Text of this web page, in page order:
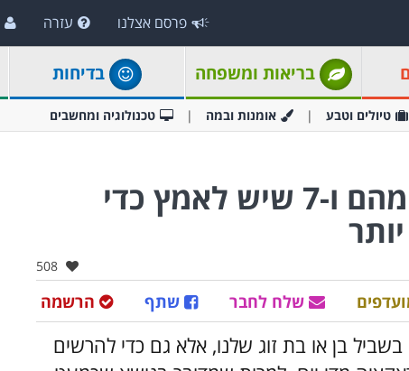
פרסם אצלנו עזרה
בריאות ומשפחה בדיחות
טיולים וטבע אומנות ובמה טכנולוגיה ומחשבים
7 מנהגים שיש להיפטר מהם ו-7 שיש לאמץ כדי
אהבו:
508
הרשמה שתף שלח לחבר
בשביל בן או בת זוג שלנו, אלא גם כדי להרשים